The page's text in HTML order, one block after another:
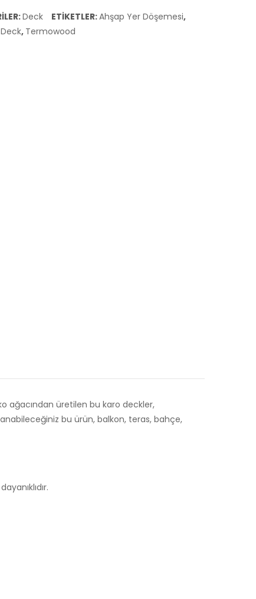
Deck ETIKETLER:Ahşap Yer Döşemesi,
, Termowood
ağacından üretilen bu karo deckler,
bu ürün, balkon, teras, bahçe,